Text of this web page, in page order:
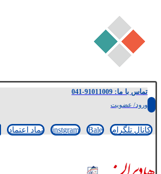
تماس با ما: 91011009-041
ورود/ عضویت
کانال تلگرام instgram Bale نماد اعتماد